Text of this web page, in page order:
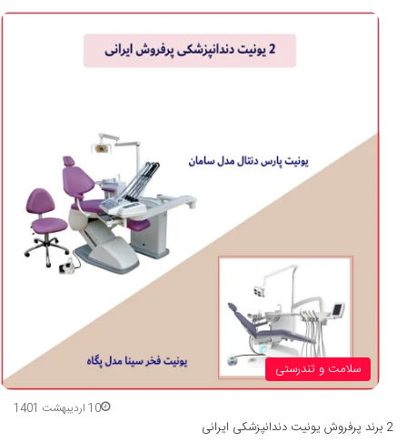
سلامت و تندرستی
10 اردیبهشت 1401
2 برند پرفروش یونیت دندانپزشکی ایرانی